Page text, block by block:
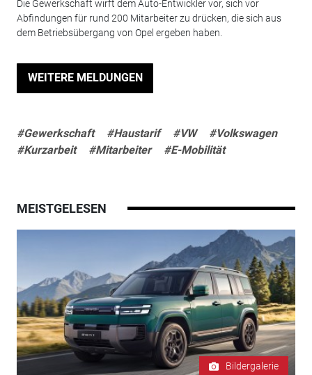
Die Gewerkschaft wirft dem Auto-Entwickler vor, sich vor
Abfindungen für rund 200 Mitarbeiter zu drücken, die sich aus
dem Betriebsübergang von Opel ergeben haben.
WEITERE MELDUNGEN
#Gewerkschaft #Haustarif #VW
#Volkswagen
#Kurzarbeit
#Mitarbeiter #E-Mobilität
MEISTGELESEN
Bildergalerie